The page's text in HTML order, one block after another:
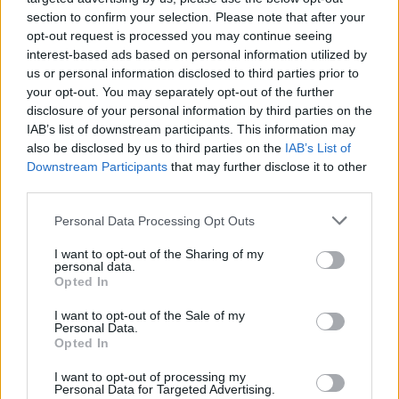
section to confirm your selection. Please note that after your
opt-out request is processed you may continue seeing
interest-based ads based on personal information utilized by
us or personal information disclosed to third parties prior to
your opt-out. You may separately opt-out of the further
disclosure of your personal information by third parties on the
IAB’s list of downstream participants. This information may
also be disclosed by us to third parties on the IAB’s List of
Downstream Participants that may further disclose it to other
Please note that this website/app uses one or more Google
not limited to your visit or usage behaviour. You may click to
grant or deny consent to Google and its third-party tags to
use your data for below specified purposes in below Google
consent section.
Personal Data Processing Opt Outs
I want to opt-out of the Sharing of my
personal data.
Opted In
I want to opt-out of the Sale of my
Personal Data.
Opted In
I want to opt-out of processing my
Personal Data for Targeted Advertising.
συναισθηματικών ασθενειών, έλλειψη
φαντασίας ή πνευματικής αντίληψης,
παχυσαρκία παιδιών και ενηλίκων, έλλειψη
βιταμίνης D και ασθένειες. Και όλα αυτά επειδή
τα παιδιά σταμάτησαν να παίζουν και να
εξερευνούν τη φύση.
Ο Προσκοπισμός έχει παρατηρήσει αυτή την
δεκαετίες. Ο Προσκοπισμός έχει, από
καταβολής, υιοθετήσει ένα πρόγραμμα για όσο
περισσότερες ημέρες στη φύση. Να πως
υλοποιείται το παιχνίδι στο ύπαιθρο και ωφελεί